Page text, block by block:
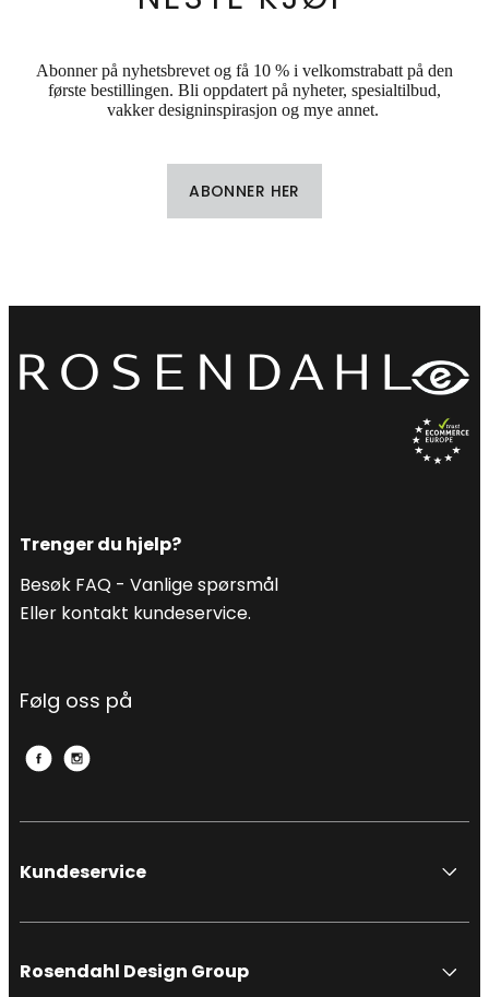
Abonner på nyhetsbrevet og få 10 % i velkomstrabatt på den
første bestillingen. Bli oppdatert på nyheter, spesialtilbud,
vakker designinspirasjon og mye annet.
ABONNER HER
Trenger du hjelp?
Besøk FAQ - Vanlige spørsmål
Eller kontakt kundeservice.
Følg oss på
Kundeservice
Rosendahl Design Group